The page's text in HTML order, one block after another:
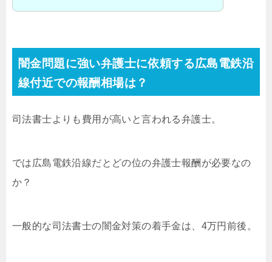
闇金問題に強い弁護士に依頼する広島電鉄沿
線付近での報酬相場は？
司法書士よりも費用が高いと言われる弁護士。
では広島電鉄沿線だとどの位の弁護士報酬が必要なの
か？
一般的な司法書士の闇金対策の着手金は、4万円前後。